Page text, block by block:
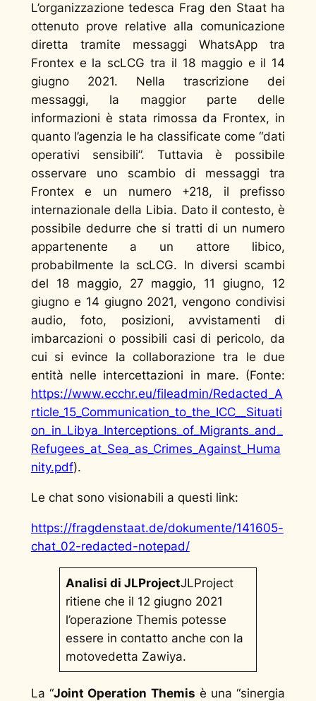
L’organizzazione tedesca Frag den Staat ha
ottenuto prove relative alla comunicazione
diretta tramite messaggi WhatsApp tra
Frontex e la scLCG tra il 18 maggio e il 14
giugno 2021. Nella trascrizione dei
messaggi, la maggior parte delle
informazioni è stata rimossa da Frontex, in
quanto l’agenzia le ha classificate come “dati
operativi sensibili”. Tuttavia è possibile
osservare uno scambio di messaggi tra
Frontex e un numero +218, il prefisso
internazionale della Libia. Dato il contesto, è
possibile dedurre che si tratti di un numero
appartenente a un attore libico,
probabilmente la scLCG. In diversi scambi
del 18 maggio, 27 maggio, 11 giugno, 12
giugno e 14 giugno 2021, vengono condivisi
audio, foto, posizioni, avvistamenti di
imbarcazioni o possibili casi di pericolo, da
cui si evince la collaborazione tra le due
entità nelle intercettazioni in mare. (Fonte:
https://www.ecchr.eu/fileadmin/Redacted_A
rticle_15_Communication_to_the_ICC__Situati
on_in_Libya_Interceptions_of_Migrants_and_
Refugees_at_Sea_as_Crimes_Against_Huma
nity.pdf).
Le chat sono visionabili a questi link:
https://fragdenstaat.de/dokumente/141605-
chat_02-redacted-notepad/
Analisi di JLProjectJLProject
ritiene che il 12 giugno 2021
l’operazione Themis potesse
essere in contatto anche con la
motovedetta Zawiya.
La “Joint Operation Themis è una “sinergia